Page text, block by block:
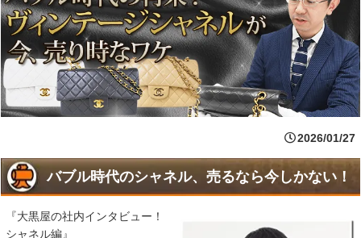
2026/01/27
バブル時代のシャネル、売るなら今しかない！
『大黒屋の社内インタビュー！
シャネル編』